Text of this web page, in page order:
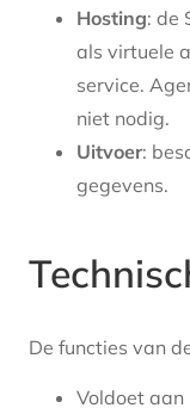
Hosting: de
als virtuele
service.
niet nodig.
Uitvoer:
gegevens.
De functies van
Voldoet aan